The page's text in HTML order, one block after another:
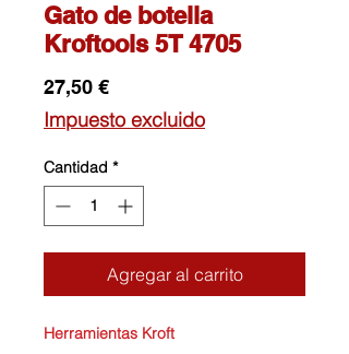
Gato de botella
Kroftools 5T 4705
27,50 €Precio
Impuesto excluido
Cantidad *
Agregar al carrito
Herramientas Kroft